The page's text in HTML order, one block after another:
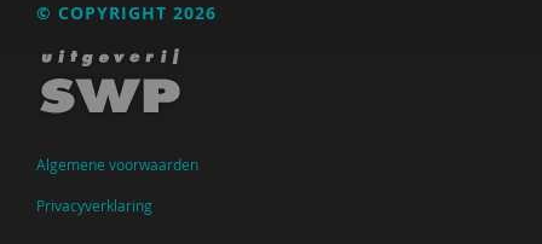
© COPYRIGHT 2026
Algemene voorwaarden
Privacyverklaring